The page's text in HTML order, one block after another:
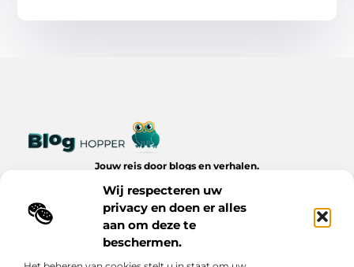
Wij respecteren uw
privacy en doen er alles
aan om deze te
beschermen.
Jouw reis door blogs en verhalen.
dagelijks leven op Bloghopper.nl.
Bericht categorie